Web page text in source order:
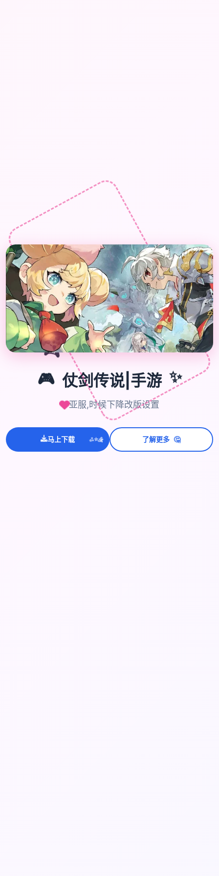
🎮
🎮 仗剑传说|手游 ✨
亚服,时候下降改版设置
马上下载 ✨⭐💫 了解更多 🤔